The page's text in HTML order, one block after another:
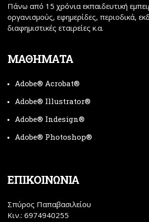
Πάνω από 15 χρόνια εκπαιδευτική
οργανισμούς, εφημερίδες, περιοδικά,
διαφημιστικές εταιρείες κ.α.
ΜΑΘΗΜΑΤΑ
Adobe® Acrobat®
Adobe® Illustrator®
Adobe® Indesign®
Adobe® Photoshop®
ΕΠΙΚΟΙΝΩΝΙΑ
Σπύρος Παπαβασιλείου
Κιν.: 6974940255